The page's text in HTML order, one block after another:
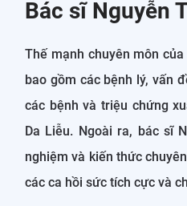
Bác sĩ Nguyễn
Thế mạnh chuyên môn của
bao gồm các bệnh lý, vấn
các bệnh và triệu chứng
Da Liễu. Ngoài ra, bác sĩ
nghiệm và kiến thức
các ca hồi sức tích cực và